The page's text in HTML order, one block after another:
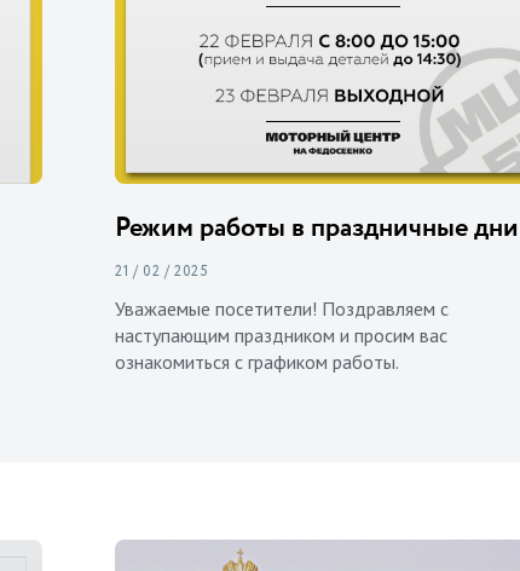
Режим работы в праздничные дни
21 / 02 / 2025
Уважаемые посетители! Поздравляем с
наступающим праздником и просим вас
ознакомиться с графиком работы.